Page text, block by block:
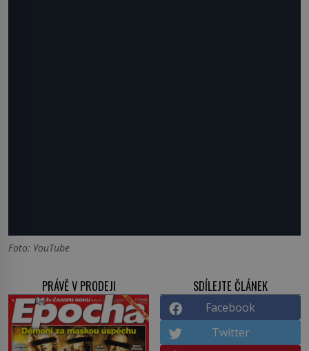
Foto: YouTube
PRÁVĚ V PRODEJI SDÍLEJTE ČLÁNEK
Facebook
Twitter